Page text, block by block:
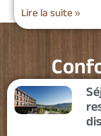
Lire la suite »